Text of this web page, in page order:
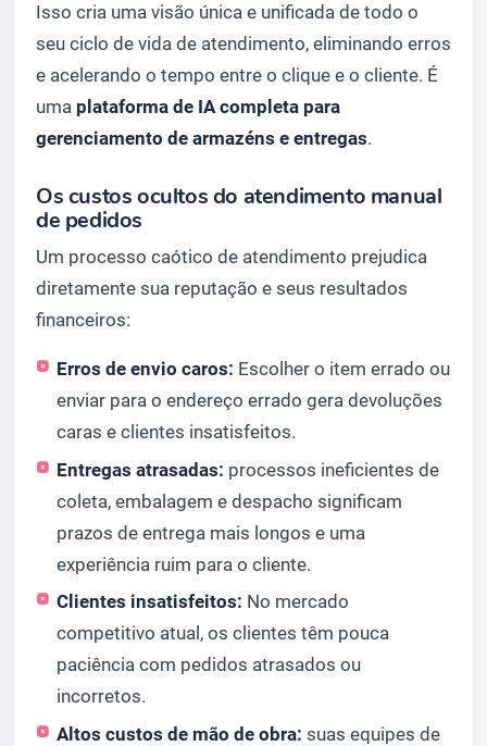
Isso cria uma visão única e unificada de todo o
seu ciclo de vida de atendimento, eliminando erros
e acelerando o tempo entre o clique e o cliente. É
uma plataforma de IA completa para
gerenciamento de armazéns e entregas.
Os custos ocultos do atendimento manual
de pedidos
Um processo caótico de atendimento prejudica
diretamente sua reputação e seus resultados
financeiros:
Erros de envio caros: Escolher o item errado ou
enviar para o endereço errado gera devoluções
caras e clientes insatisfeitos.
Entregas atrasadas: processos ineficientes de
coleta, embalagem e despacho significam
prazos de entrega mais longos e uma
experiência ruim para o cliente.
Clientes insatisfeitos: No mercado
competitivo atual, os clientes têm pouca
paciência com pedidos atrasados ou
incorretos.
Altos custos de mão de obra: suas equipes de